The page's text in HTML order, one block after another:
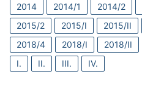
2014
2014/1 2014/2
2015/2
2015/I 2015/II
2018/4
2018/I 2018/II
I.
II. III. IV.